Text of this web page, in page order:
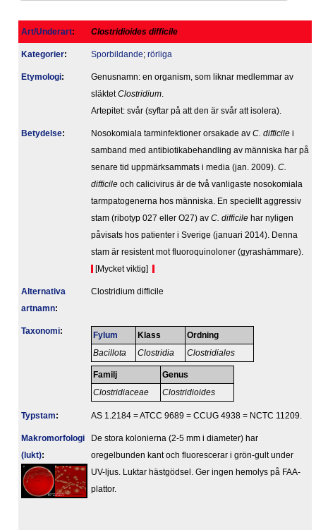
Art/Underart: Clostridioides difficile
Kategorier: Sporbildande; rörliga
Etymologi:
Genusnamn: en organism, som liknar medlemmar av
släktetClostridium
Artepitet: svår (syftar på att den är svår att isolera).
Betydelse: Nosokomiala tarminfektioner orsakade av C. difficile i
samband med antibiotikabehandling av människa har på
senare tid uppmärksammats i media (jan. 2009). C.
difficile och calicivirus är de två vanligaste nosokomiala
tarmpatogenerna hos människa. En speciellt aggressiv
stam (ribotyp 027 eller O27) av C. difficile har nyligen
påvisats hos patienter i Sverige (januari 2014). Denna
stam är resistent mot fluoroquinoloner (gyrashämmare).
[Mycket viktig]
Alternativa
artnamn:
Clostridium difficile
Taxonomi: Fylum
Bacillota
Klass
Clostridia
Ordning
Clostridiales
Familj
Clostridiaceae
Genus
Clostridioides
Typstam: AS 1.2184 = ATCC 9689 = CCUG 4938 = NCTC 11209.
Makromorfologi
(lukt):
De stora kolonierna (2-5 mm i diameter) har
oregelbunden kant och fluorescerar i grön-gult under
UV-ljus. Luktar hästgödsel. Ger ingen hemolys på FAA-
plattor.